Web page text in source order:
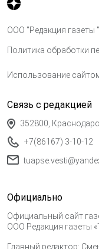
ООО "Редакция газеты
Политика обработки
Использование
Связь с редакцией
352800,
+7(86167) 3-10-12
Официально
Официальный сайт
ООО Редакция газеты
Главный редактор: